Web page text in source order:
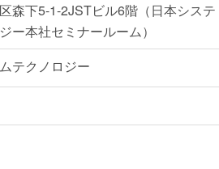
森下5-1-2JSTビル6階（日本システ
ー本社セミナールーム）
テクノロジー